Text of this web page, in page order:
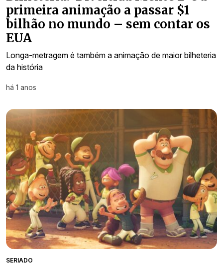
primeira animação a passar $1
bilhão no mundo – sem contar os
EUA
Longa-metragem é também a animação de maior bilheteria
da história
há 1 anos
SERIADO